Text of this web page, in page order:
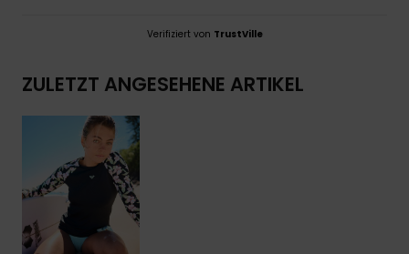
Verifiziert von TrustVille
ZULETZT ANGESEHENE ARTIKEL